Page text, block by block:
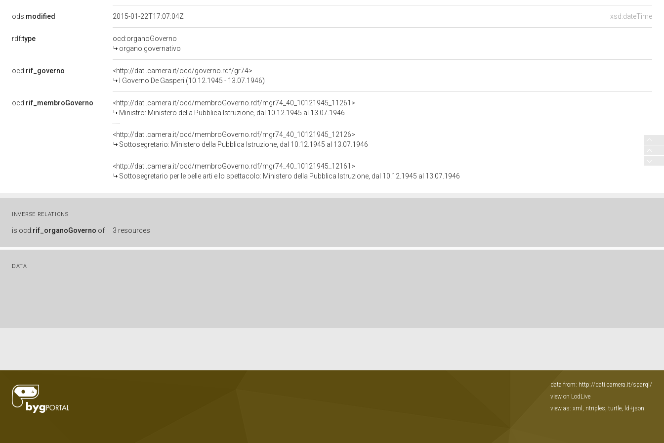
ods:modified xsd:dateTime
2015-01-22T17:07:04Z
rdf:type
ocd:organoGoverno
organo governativo
ocd:rif_governo
<http://dati.camera.it/ocd/governo.rdf/gr74>
I Governo De Gasperi (10.12.1945 - 13.07.1946)
ocd:rif_membroGoverno
<http://dati.camera.it/ocd/membroGoverno.rdf/mgr74_40_10121945_11261>
Ministro: Ministero della Pubblica Istruzione, dal 10.12.1945 al 13.07.1946
<http://dati.camera.it/ocd/membroGoverno.rdf/mgr74_40_10121945_12126>
Sottosegretario: Ministero della Pubblica Istruzione, dal 10.12.1945 al 13.07.1946
<http://dati.camera.it/ocd/membroGoverno.rdf/mgr74_40_10121945_12161>
Sottosegretario per le belle arti e lo spettacolo: Ministero della Pubblica Istruzione, dal 10.12.1945 al 13.07.1946
INVERSE RELATIONS
is ocd:rif_organoGoverno of 3 resources
DATA
data from: http://dati.camera.it/sparql/
view on LodLive
view as: xml , ntriples, turtle, ld+json